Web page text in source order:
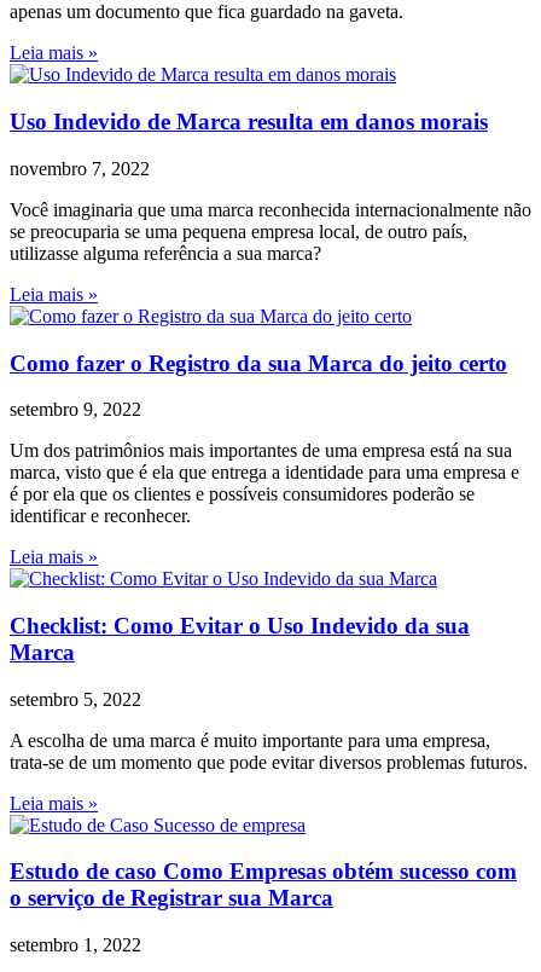
apenas um documento que fica guardado na gaveta.
Leia mais »
Uso Indevido de Marca resulta em danos morais
novembro 7, 2022
Você imaginaria que uma marca reconhecida internacionalmente não
se preocuparia se uma pequena empresa local, de outro país,
utilizasse alguma referência a sua marca?
Leia mais »
Como fazer o Registro da sua Marca do jeito certo
setembro 9, 2022
Um dos patrimônios mais importantes de uma empresa está na sua
marca, visto que é ela que entrega a identidade para uma empresa e
é por ela que os clientes e possíveis consumidores poderão se
identificar e reconhecer.
Leia mais »
Checklist: Como Evitar o Uso Indevido da sua
Marca
setembro 5, 2022
A escolha de uma marca é muito importante para uma empresa,
trata-se de um momento que pode evitar diversos problemas futuros.
Leia mais »
Estudo de caso Como Empresas obtém sucesso com
o serviço de Registrar sua Marca
setembro 1, 2022